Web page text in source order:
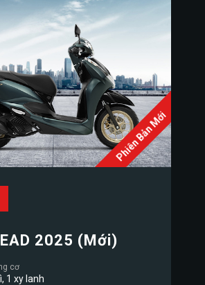
Phiên Bản Mới
2025 (Mới)
cơ
1 xy lanh